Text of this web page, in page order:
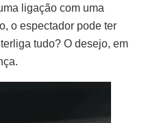
ligação com uma
o espectador pode ter
tudo? O desejo, em